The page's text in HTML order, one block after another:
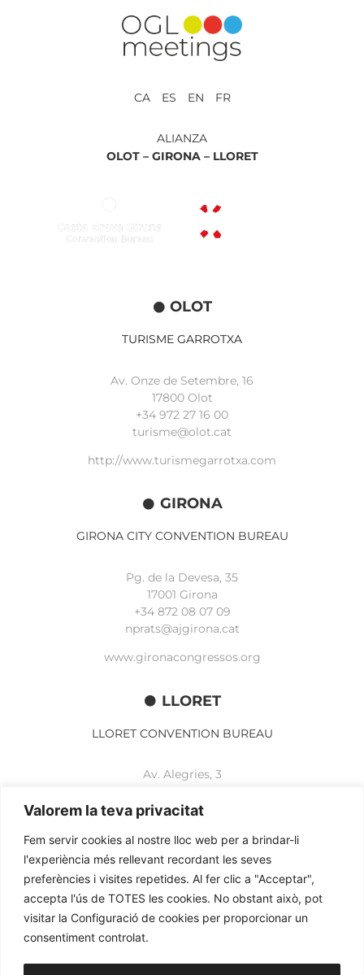
Valorem la teva privacitat
Fem servir cookies al nostre lloc web per a brindar-li
l'experiència més rellevant recordant les seves
preferències i visites repetides. Al fer clic a "Acceptar",
accepta l'ús de TOTES les cookies. No obstant això, pot
visitar la Configuració de cookies per proporcionar un
consentiment controlat.
CA ES EN FR
ALIANZA
OLOT – GIRONA – LLORET
OLOT
TURISME GARROTXA
Av. Onze de Setembre, 16
17800 Olot
+34 972 27 16 00
turisme@olot.cat
http://www.turismegarrotxa.com
GIRONA
GIRONA CITY CONVENTION BUREAU
Pg. de la Devesa, 35
17001 Girona
+34 872 08 07 09
nprats@ajgirona.cat
www.gironacongressos.org
LLORET
LLORET CONVENTION BUREAU
Av. Alegries, 3
+34 972 365 788
www.lloretcb.org
Aviso legal
Política de privacidad
Política de cookies